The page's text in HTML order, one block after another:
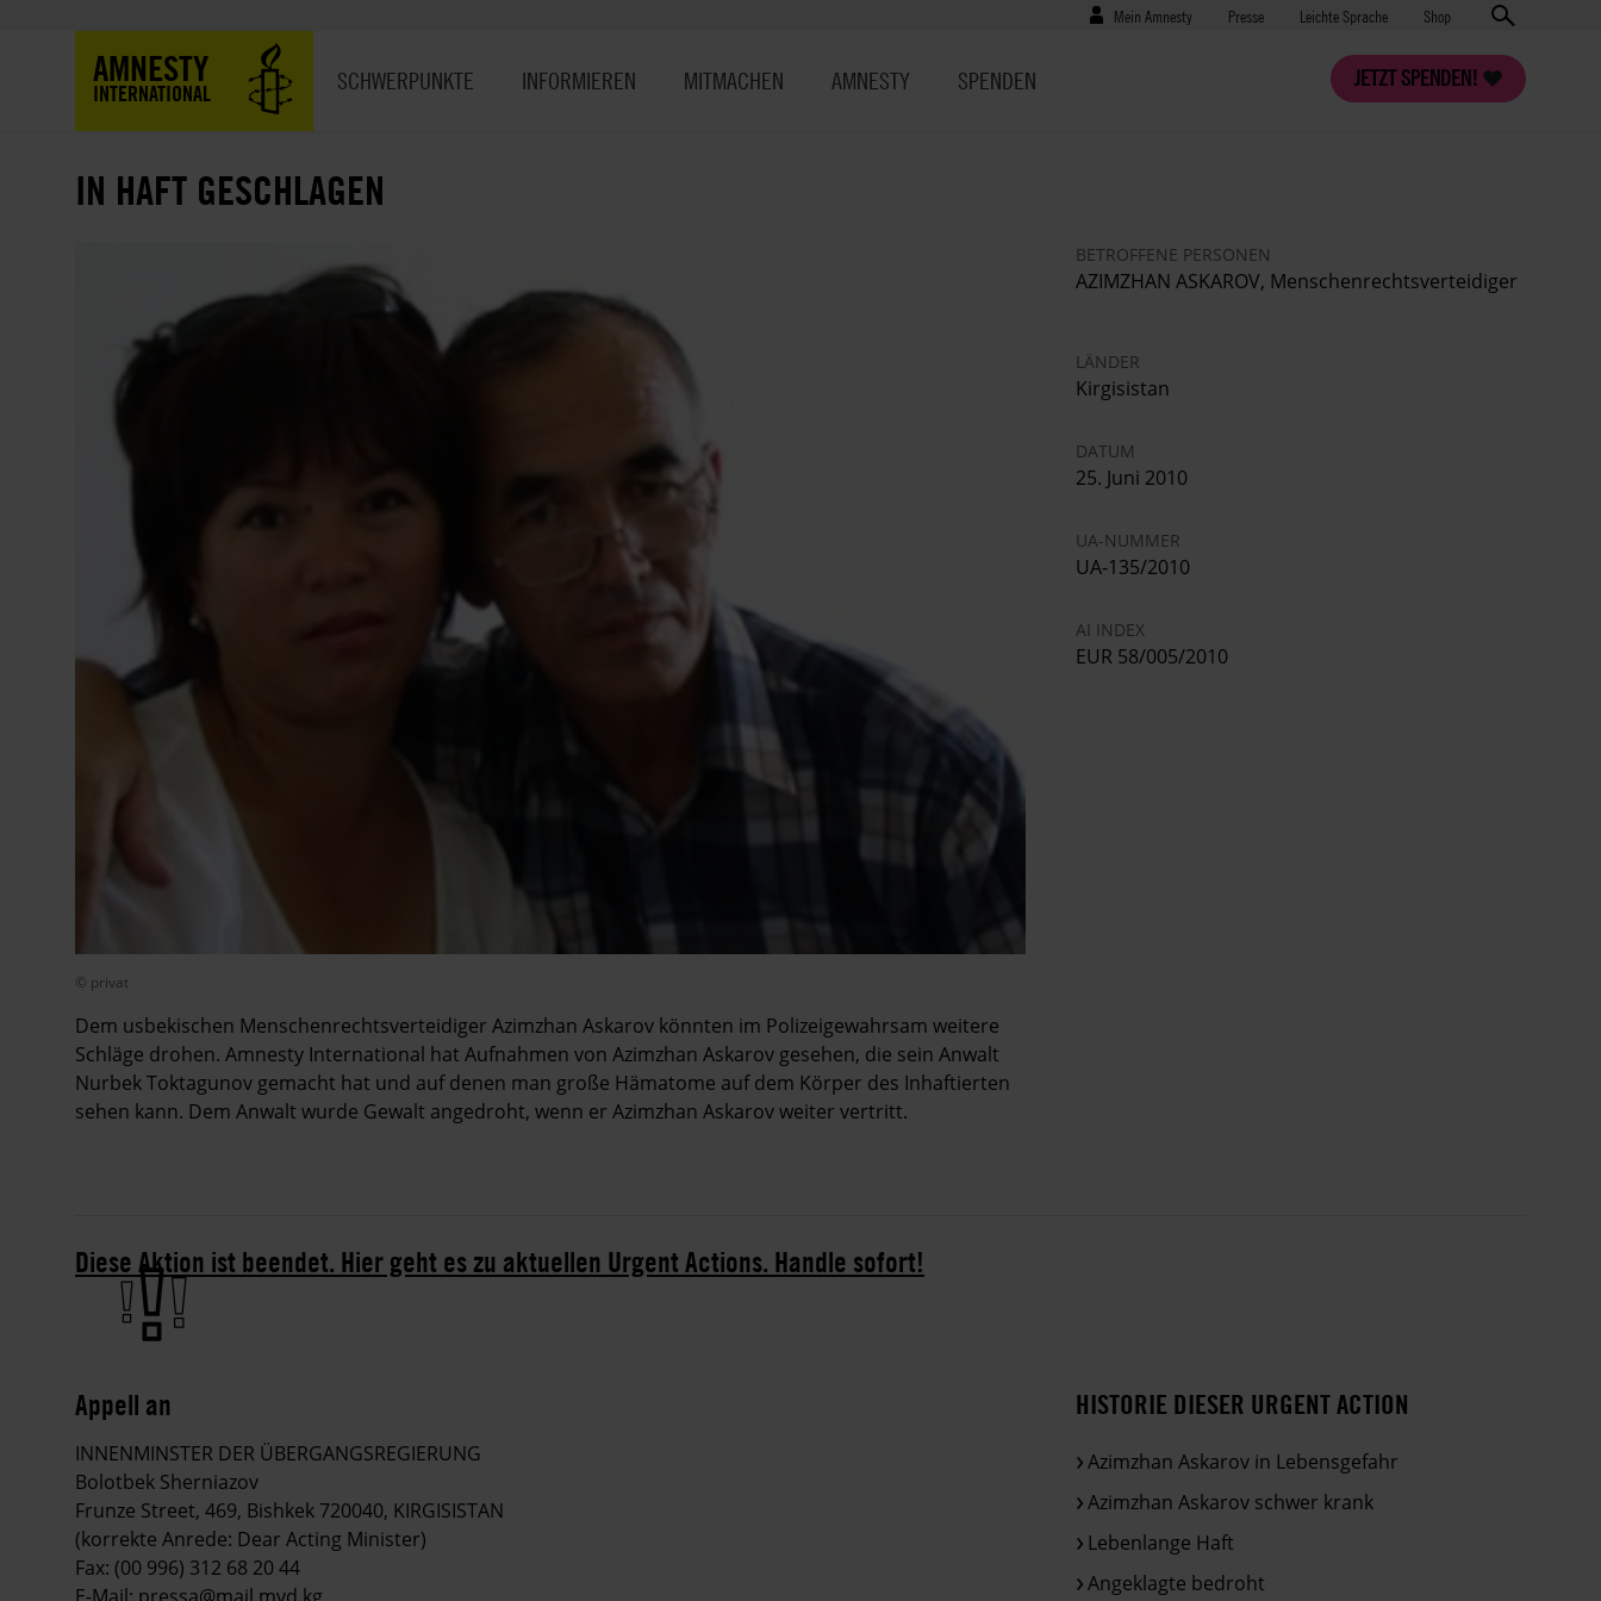
Benutzermenü
Mein Amnesty Presse
Presse Leichte Sprache Shop
AMNESTY
INTERNATIONAL
JETZT SPENDEN!
SCHWERPUNKTE INFORMIEREN MITMACHEN AMNESTY SPENDEN
IN HAFT GESCHLAGEN
© privat
Dem usbekischen Menschenrechtsverteidiger Azimzhan Askarov könnten im Polizeigewahrsam weitere
Schläge drohen. Amnesty International hat Aufnahmen von Azimzhan Askarov gesehen, die sein Anwalt
Nurbek Toktagunov gemacht hat und auf denen man große Hämatome auf dem Körper des Inhaftierten
sehen kann. Dem Anwalt wurde Gewalt angedroht, wenn er Azimzhan Askarov weiter vertritt.
BETROFFENE PERSONEN
AZIMZHAN ASKAROV, Menschenrechtsverteidiger
LÄNDER
Kirgisistan
DATUM
25. Juni 2010
UA-NUMMER
UA-135/2010
AI INDEX
EUR 58/005/2010
Diese Aktion ist beendet. Hier geht es zu aktuellen Urgent Actions. Handle sofort!
Appell an
INNENMINSTER DER ÜBERGANGSREGIERUNG
Bolotbek Sherniazov
Frunze Street, 469, Bishkek 720040, KIRGISISTAN
(korrekte Anrede: Dear Acting Minister)
Fax: (00 996) 312 68 20 44
HISTORIE DIESER URGENT ACTION
Azimzhan Askarov in Lebensgefahr
Azimzhan Askarov schwer krank
Lebenlange Haft
Angeklagte bedroht